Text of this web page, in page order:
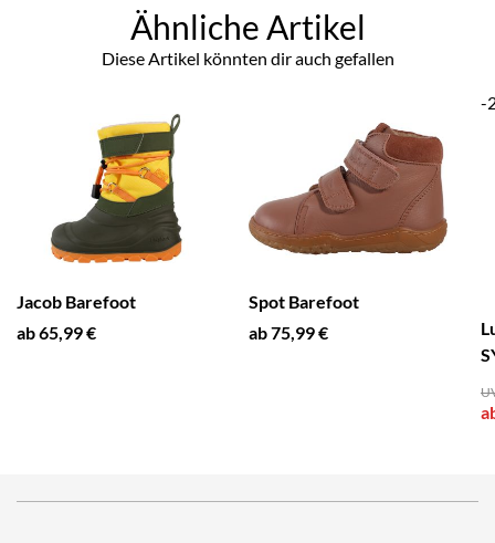
Ähnliche Artikel
Diese Artikel könnten dir auch gefallen
Jacob Barefoot
ab 65,99 €
Spot Barefoot
ab 75,99 €
-